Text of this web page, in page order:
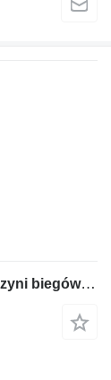
Другая запчасть трансмиссии kosz skrzyni biegów 50362 для экскаватора-погрузчика JCB 3CX